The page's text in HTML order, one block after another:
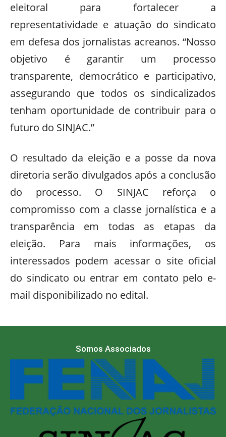
eleitoral para fortalecer a
representatividade e atuação do sindicato
em defesa dos jornalistas acreanos. “Nosso
objetivo é garantir um processo
transparente, democrático e participativo,
assegurando que todos os sindicalizados
tenham oportunidade de contribuir para o
futuro do SINJAC.”
O resultado da eleição e a posse da nova
diretoria serão divulgados após a conclusão
do processo. O SINJAC reforça o
compromisso com a classe jornalística e a
transparência em todas as etapas da
eleição. Para mais informações, os
interessados podem acessar o site oficial
do sindicato ou entrar em contato pelo e-
mail disponibilizado no edital.
Somos Associados